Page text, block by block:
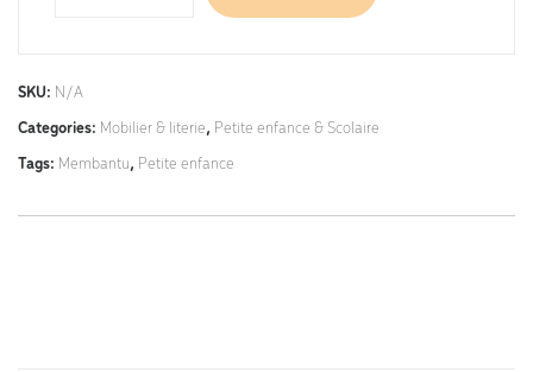
SKU: N/A
Categories: Mobilier & literie, Petite enfance & Scolaire
Tags: Membantu, Petite enfance